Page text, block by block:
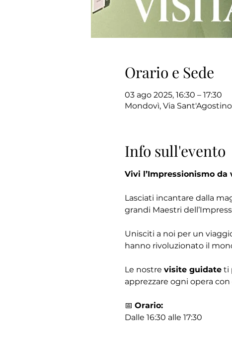
Orario e Sede
03 ago 2025, 16:30 – 17:30
Mondovì, Via
Info sull'evento
Vivi l’Impressionismo
Lasciati incantare dalla
grandi Maestri
Unisciti a noi per un
hanno rivoluzionato il
Le nostre visite guidate ti
apprezzare ogni opera
📅 Orario:
Dalle 16:30 alle 17:30